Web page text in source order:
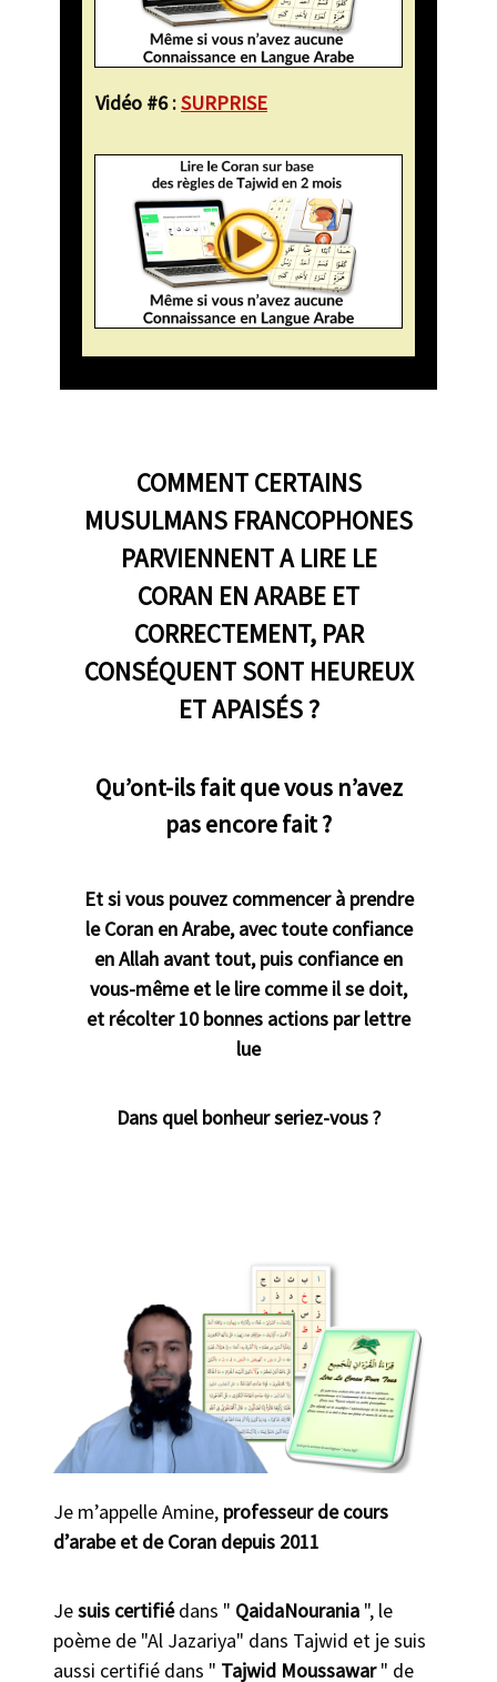
Vidéo #6 :SURPRISE
COMMENT CERTAINS
MUSULMANS FRANCOPHONES
PARVIENNENT A LIRE LE
CORAN EN ARABE ET
CORRECTEMENT, PAR
CONSÉQUENT SONT HEUREUX
ET APAISÉS ?
Qu’ont-ils fait que vous n’avez
pas encore fait ?
Et si vous pouvez commencer à prendre
le Coran en Arabe, avec toute confiance
en Allah avant tout, puis confiance en
vous-même et le lire comme il se doit,
et récolter 10 bonnes actions par lettre
lue
Dans quel bonheur seriez-vous ?
Je m’appelle Amine, professeur de cours
d’arabe et de Coran depuis 2011
Jesuis certifiédans " QaidaNourania ", le
poème de "Al Jazariya" dans Tajwid et je suis
aussi certifié dans " Tajwid Moussawar" de